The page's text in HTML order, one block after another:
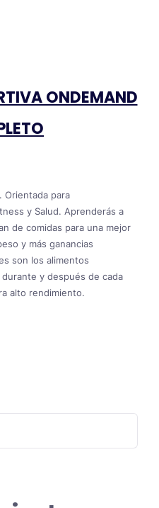
ONDEMAND
Orientada para
y Salud. Aprenderás a
de comidas para una mejor
y más ganancias
son los alimentos
y después de cada
alto rendimiento.